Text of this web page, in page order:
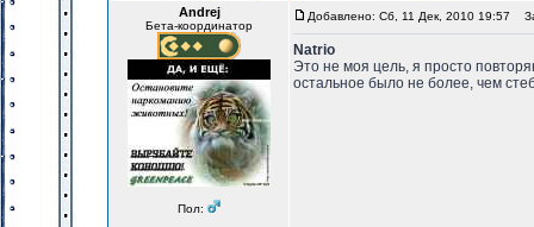
Andrej
Бета-координатор
Пол:
Добавлено: Сб, 11 Дек, 2010 19:57
Natrio
Это не моя цель, я просто
остальное было не более, чем